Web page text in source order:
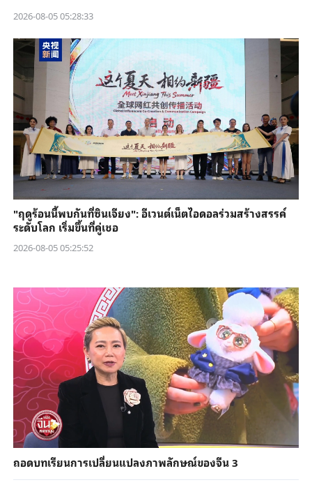
2026-08-05 05:28:33
"ฤดูร้อนนี้พบกันที่ซินเจียง": อีเวนต์เน็ตไอดอลร่วมสร้างสรรค์
ระดับโลก เริ่มขึ้นที่คู่เชอ
2026-08-05 05:25:52
ถอดบทเรียนการเปลี่ยนแปลงภาพลักษณ์ของจีน 3